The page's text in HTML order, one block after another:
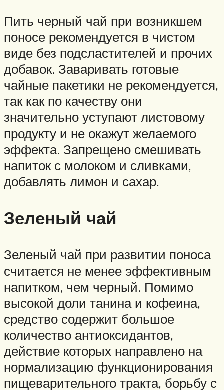
Пить черный чай при возникшем
поносе рекомендуется в чистом
виде без подсластителей и прочих
добавок. Заваривать готовые
чайные пакетики не рекомендуется,
так как по качеству они
значительно уступают листовому
продукту и не окажут желаемого
эффекта. Запрещено смешивать
напиток с молоком и сливками,
добавлять лимон и сахар.
Зеленый чай
Зеленый чай при развитии поноса
считается не менее эффективным
напитком, чем черный. Помимо
высокой доли танина и кофеина,
средство содержит большое
количество антиоксидантов,
действие которых направлено на
нормализацию функционирования
пищеварительного тракта, борьбу с